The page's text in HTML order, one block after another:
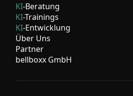
KI-Beratung
KI-Trainings
KI-Entwicklung
Über Uns
Partner
bellboxx GmbH